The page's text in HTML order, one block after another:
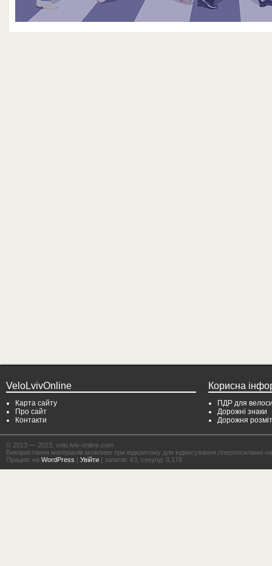
VeloLvivOnline
Карта сайту
Про сайт
Контакти
Корисна
ПДР для
Дорожні знаки
Дорожня
© 2013 — 2023, velo.lviv-online.com
Використання матеріалів можливе при відкритому для індексування гіперпосиланні
Працює на WordPress | Увійти | запитів: 63, секунд: 0,178